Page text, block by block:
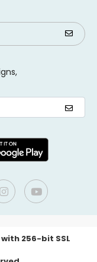
256-bit SSL